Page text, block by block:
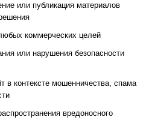
или публикация материалов
коммерческих целей
или нарушения безопасности
в контексте мошенничества, спама
вредоносного